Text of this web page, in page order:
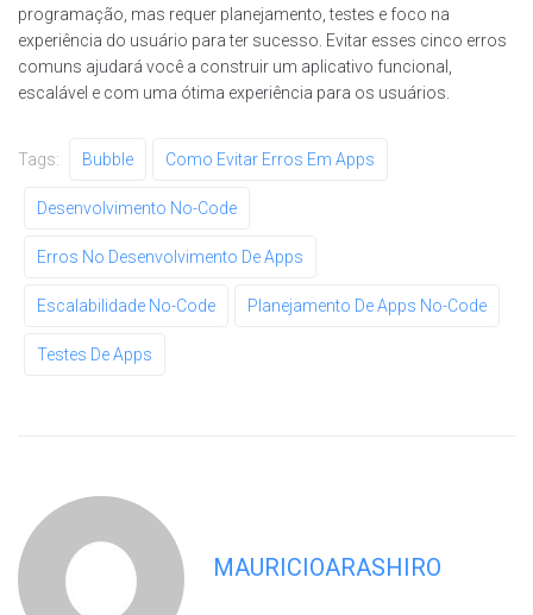
programação, mas requer planejamento, testes e foco na
experiência do usuário para ter sucesso. Evitar esses cinco erros
comuns ajudará você a construir um aplicativo funcional,
escalável e com uma ótima experiência para os usuários.
Tags: Bubble Como Evitar Erros Em Apps
Desenvolvimento No-Code
Erros No Desenvolvimento De Apps
Escalabilidade No-Code Planejamento De Apps No-Code
Testes De Apps
MAURICIOARASHIRO